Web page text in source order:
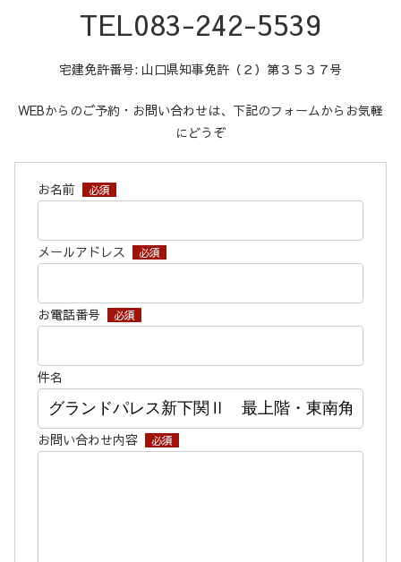
TEL083-242-5539
宅建免許番号: 山口県知事免許（２）第３５３７号
WEBからのご予約・お問い合わせは、下記のフォームからお気軽
にどうぞ
お名前 必須
メールアドレス 必須
お電話番号 必須
件名
お問い合わせ内容 必須